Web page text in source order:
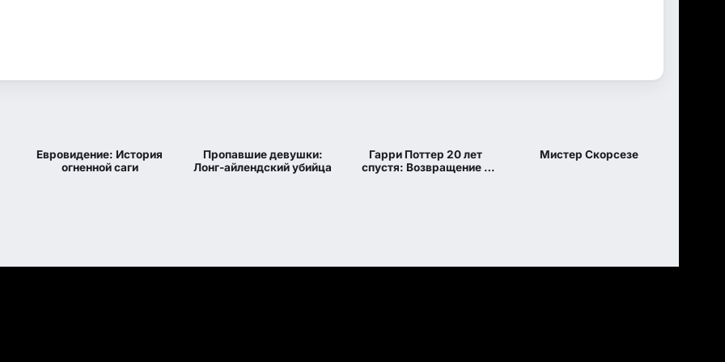
Евровидение: История
огненной саги
1 сезон 3 серия
Пропавшие девушки:
Лонг-айлендский убийца
WEB-DL
Гарри Поттер 20 лет
спустя: Возвращение в
1 сезон 5 серия
Мистер Скорсезе